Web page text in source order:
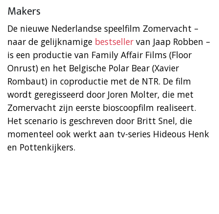
Makers
De nieuwe Nederlandse speelfilm Zomervacht –
naar de gelijknamige bestseller van Jaap Robben –
is een productie van Family Affair Films (Floor
Onrust) en het Belgische Polar Bear (Xavier
Rombaut) in coproductie met de NTR. De film
wordt geregisseerd door Joren Molter, die met
Zomervacht zijn eerste bioscoopfilm realiseert.
Het scenario is geschreven door Britt Snel, die
momenteel ook werkt aan tv-series Hideous Henk
en Pottenkijkers.